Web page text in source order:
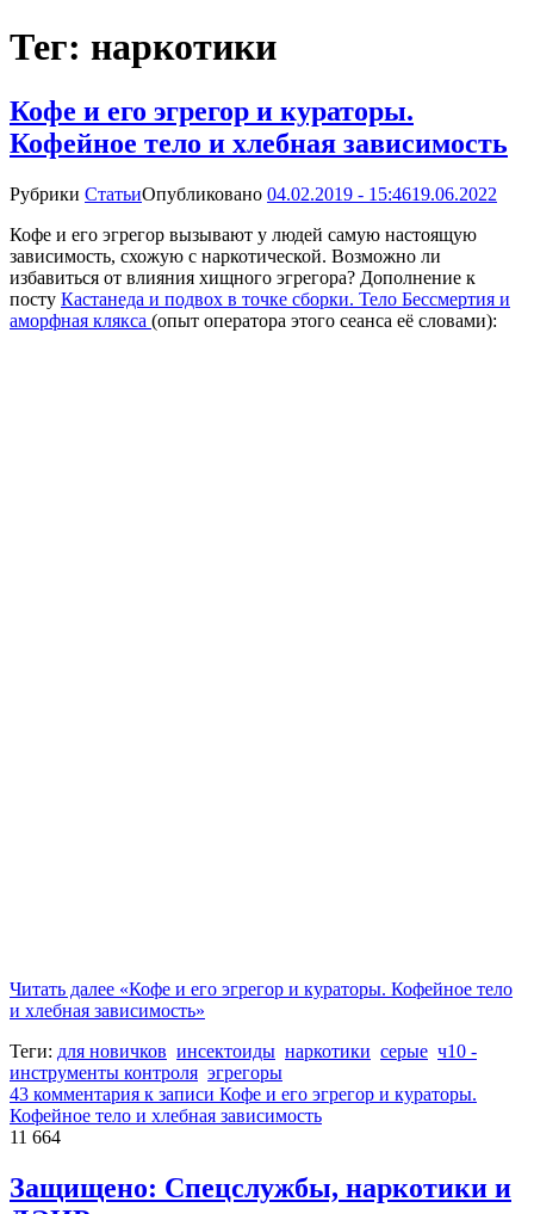
Тег: наркотики
Кофе и его эгрегор и кураторы.
Кофейное тело и хлебная зависимость
Рубрики СтатьиОпубликовано 04.02.2019 - 15:4619.06.2022
Кофе и его эгрегор вызывают у людей самую настоящую
зависимость, схожую с наркотической. Возможно ли
избавиться от влияния хищного эгрегора? Дополнение к
посту Кастанеда и подвох в точке сборки. Тело Бессмертия и
аморфная клякса (опыт оператора этого сеанса её словами):
Читать далее «Кофе и его эгрегор и кураторы. Кофейное тело
и хлебная зависимость»
Теги: для новичков инсектоиды наркотики серые ч10 -
инструменты контроля эгрегоры
43 комментария к записи Кофе и его эгрегор и кураторы.
Кофейное тело и хлебная зависимость
11 664
Защищено: Спецслужбы, наркотики и